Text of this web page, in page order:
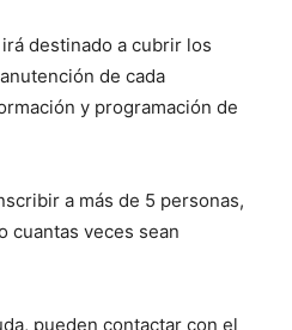
destinado a cubrir los
de cada
y programación de
a más de 5 personas,
cuantas veces sean
pueden contactar con el